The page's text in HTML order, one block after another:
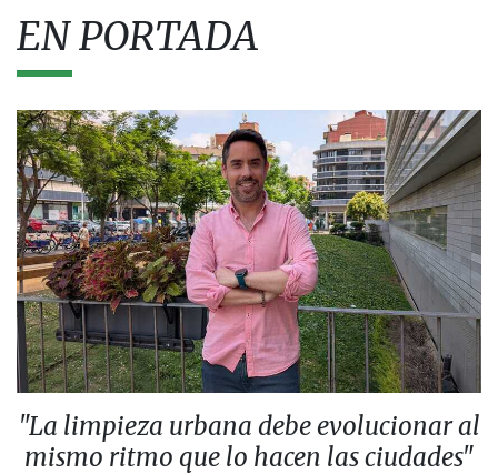
EN PORTADA
"La limpieza urbana debe evolucionar al
mismo ritmo que lo hacen las ciudades"